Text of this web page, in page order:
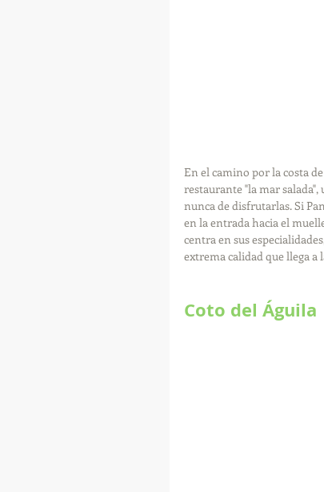
En el camino por la costa
restaurante "la mar salada",
nunca de disfrutarlas. Si
en la entrada hacia el
centra en sus
extrema calidad que llega a
Coto del Águila